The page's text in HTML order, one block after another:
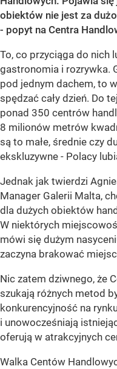
obiektów nie jest za
- popyt na Centra
To, co przyciąga do nich
gastronomia i rozrywka.
pod jednym dachem, to
spędzać cały dzień. Do
ponad 350 centrów
8 milionów metrów
są to małe, średnie czy
ekskluzywne - Polacy
Jednak jak twierdzi
Manager Galerii Malta,
dla dużych obiektów
W niektórych
mówi się dużym
zaczyna brakować
Nic zatem dziwnego, że
szukają różnych metod
konkurencyjność na
i unowocześniają
oferują w atrakcyjnych
Walka Centów